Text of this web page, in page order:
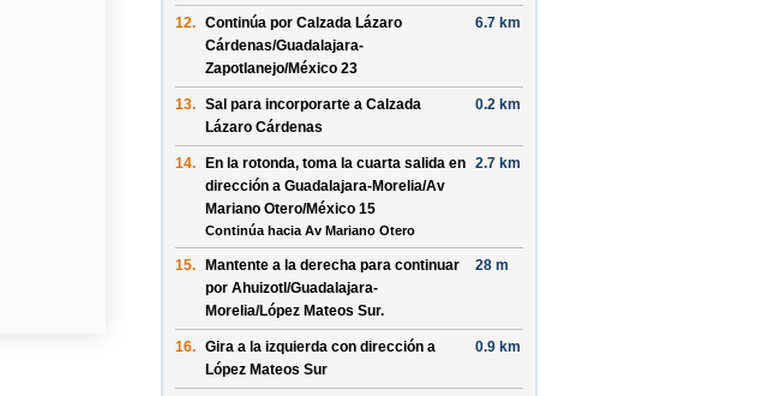
12. Continúa por Calzada Lázaro
Cárdenas/Guadalajara-
Zapotlanejo/México 23
6.7 km
13. Sal para incorporarte a Calzada
Lázaro Cárdenas
0.2 km
14. En la rotonda, toma la cuarta salida en
dirección a Guadalajara-Morelia/Av
Mariano Otero/México 15
Continúa hacia Av Mariano Otero
2.7 km
15. Mantente a la derecha para continuar
por Ahuizotl/Guadalajara-
Morelia/López Mateos Sur.
28 m
16. Gira a la izquierda con dirección a
López Mateos Sur
0.9 km